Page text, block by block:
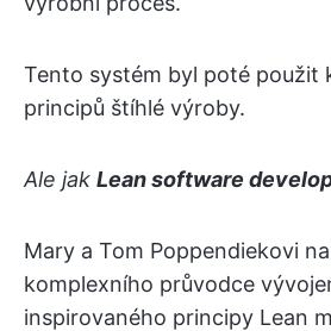
Tento systém byl poté použit
principů štíhlé výroby.
Ale jak Lean software
Mary a Tom Poppendiekovi
komplexního průvodce
inspirovaného principy Lean